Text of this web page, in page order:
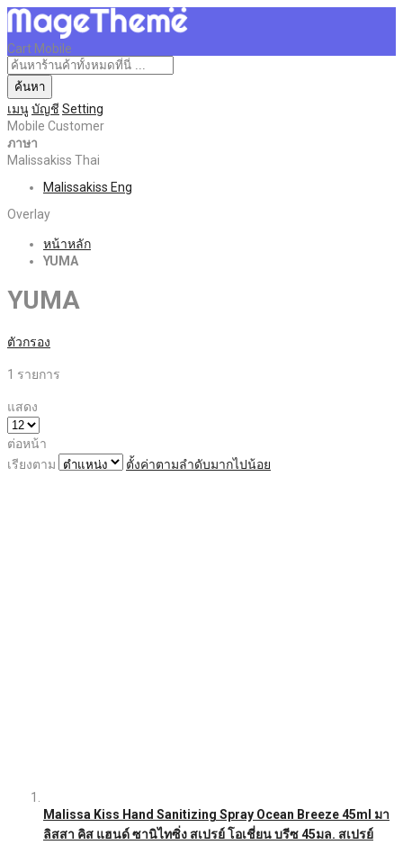
Cart Mobile
ค้นหา
เมนูบัญชี Setting
Mobile Customer
ภาษา
Malissakiss Thai
Malissakiss Eng
Overlay
หน้าหลัก
YUMA
YUMA
ตัวกรอง
1 รายการ
แสดง
ต่อหน้า
เรียงตาม
ตั้งค่าตามลำดับมากไปน้อย
Malissa Kiss Hand Sanitizing Spray Ocean Breeze 45ml มา
ลิสสา คิส แฮนด์ ซานิไทซิ่ง สเปรย์ โอเชี่ยน บรีซ 45มล. สเปรย์